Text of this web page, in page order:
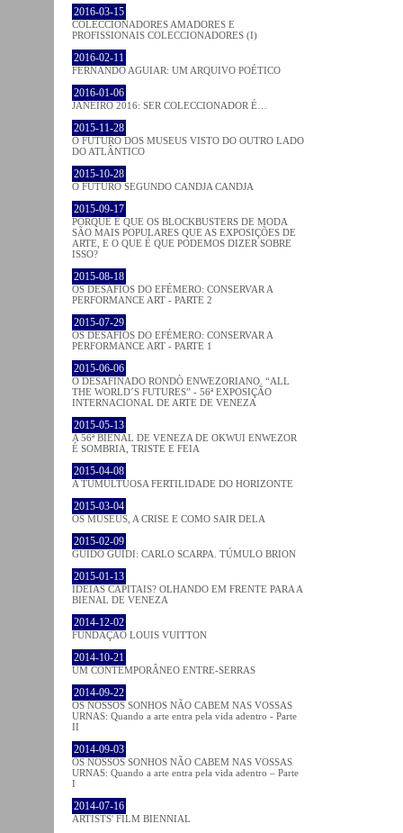
2016-03-15
COLECCIONADORES AMADORES E
PROFISSIONAIS COLECCIONADORES (I)
2016-02-11
FERNANDO AGUIAR: UM ARQUIVO POÉTICO
2016-01-06
JANEIRO 2016: SER COLECCIONADOR É…
2015-11-28
O FUTURO DOS MUSEUS VISTO DO OUTRO LADO
DO ATLÂNTICO
2015-10-28
O FUTURO SEGUNDO CANDJA CANDJA
2015-09-17
PORQUE É QUE OS BLOCKBUSTERS DE MODA
SÃO MAIS POPULARES QUE AS EXPOSIÇÕES DE
ARTE, E O QUE É QUE PODEMOS DIZER SOBRE
ISSO?
2015-08-18
OS DESAFIOS DO EFÉMERO: CONSERVAR A
PERFORMANCE ART - PARTE 2
2015-07-29
OS DESAFIOS DO EFÉMERO: CONSERVAR A
PERFORMANCE ART - PARTE 1
2015-06-06
O DESAFINADO RONDÒ ENWEZORIANO. “ALL
THE WORLD´S FUTURES” - 56ª EXPOSIÇÃO
INTERNACIONAL DE ARTE DE VENEZA
2015-05-13
A 56ª BIENAL DE VENEZA DE OKWUI ENWEZOR
É SOMBRIA, TRISTE E FEIA
2015-04-08
A TUMULTUOSA FERTILIDADE DO HORIZONTE
2015-03-04
OS MUSEUS, A CRISE E COMO SAIR DELA
2015-02-09
GUIDO GUIDI: CARLO SCARPA. TÚMULO BRION
2015-01-13
IDEIAS CAPITAIS? OLHANDO EM FRENTE PARA A
BIENAL DE VENEZA
2014-12-02
FUNDAÇÃO LOUIS VUITTON
2014-10-21
UM CONTEMPORÂNEO ENTRE-SERRAS
2014-09-22
OS NOSSOS SONHOS NÃO CABEM NAS VOSSAS
URNAS: Quando a arte entra pela vida adentro - Parte
II
2014-09-03
OS NOSSOS SONHOS NÃO CABEM NAS VOSSAS
URNAS: Quando a arte entra pela vida adentro – Parte
I
2014-07-16
ARTISTS' FILM BIENNIAL